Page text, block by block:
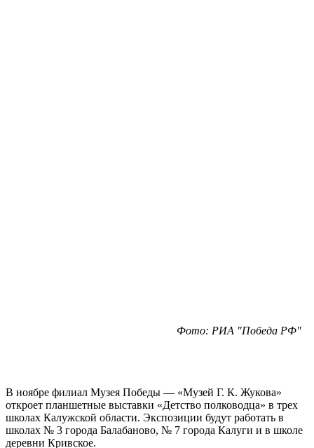
Фото: РИА "Победа РФ"
В ноябре филиал Музея Победы — «Музей Г. К. Жукова»
откроет планшетные выставки «Детство полководца» в трех
школах Калужской области. Экспозиции будут работать в
школах № 3 города Балабаново, № 7 города Калуги и в школе
деревни Кривское.